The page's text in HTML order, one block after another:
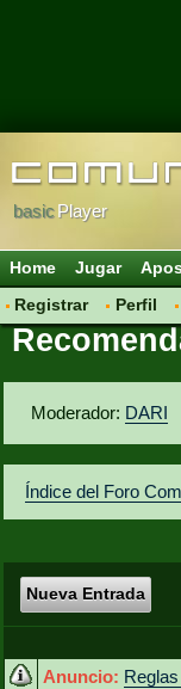
basicPlayer
Home Jugar
Registrar
Perfil
Moderador: DARI
Índice del Foro
Nueva Entrada
Anuncio: